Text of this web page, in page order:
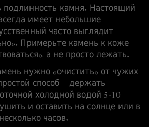
камня. Настоящий
имеет небольшие
часто выглядит
Примерьте камень к коже –
а не просто лежать.
нужно «очистить» от чужих
способ – держать
холодной водой 5‑10
и оставить на солнце или в
часов.